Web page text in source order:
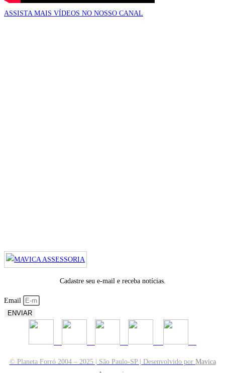
ASSISTA MAIS VÍDEOS NO NOSSO CANAL
Cadastre seu e-mail e receba notícias.
Email
ENVIAR
© Planeta Forró 2004 – 2025 | São Paulo-SP | Desenvolvido por Mavica